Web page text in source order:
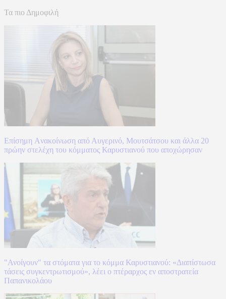
Τα πιο Δημοφιλή
Επίσημη Aνακοίνωση από Αυγερινό, Μουτσάτσου και άλλα 20
πρώην στελέχη του κόμματος Καρυστιανού που αποχώρησαν
"Ανοίγουν" τα στόματα για το κόμμα Καρυστιανού: «Διαπίστωσα
τάσεις συγκεντρωτισμού», λέει ο πτέραρχος εν αποστρατεία
Παπανικολάου